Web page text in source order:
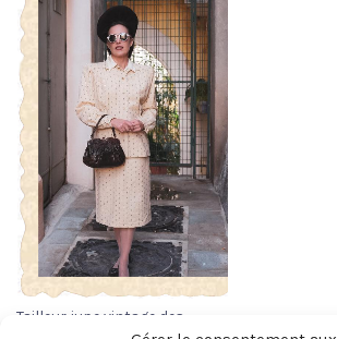
Tailleur jupe vintage des
années 1940, en laine